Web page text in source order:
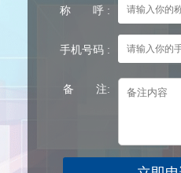
称 呼 :
手机号码 :
备 注: